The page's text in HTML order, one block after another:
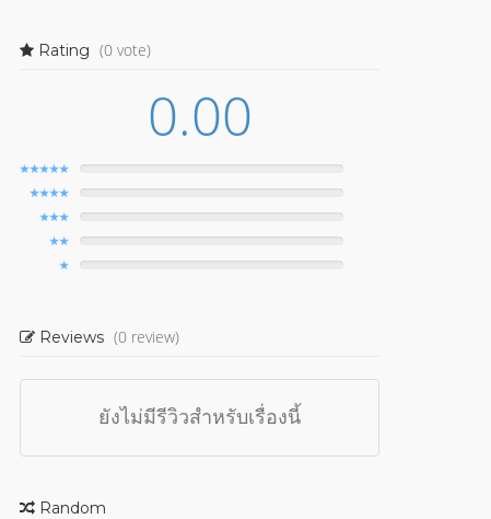
Rating (0 vote)
0.00
Reviews (0 review)
ยังไม่มีรีวิวสำหรับเรื่องนี้
Random